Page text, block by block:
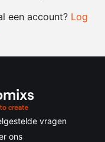
een account? Log
vragen
ons